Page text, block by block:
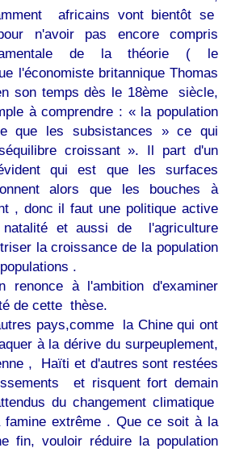
africains vont bientôt se
n'avoir pas encore compris
de la théorie ( le
l'économiste britannique Thomas
son temps dès le 18ème siècle,
à comprendre : « la population
que les subsistances » ce qui
croissant ». Il part d'un
qui est que les surfaces
alors que les bouches à
, donc il faut une politique active
et aussi de l'agriculture
la croissance de la population
.
renonce à l'ambition d'examiner
de cette thèse.
pays,comme la Chine qui ont
à la dérive du surpeuplement,
, Haïti et d'autres sont restées
et risquent fort demain
du changement climatique
famine extrême . Que ce soit à la
fin, vouloir réduire la population